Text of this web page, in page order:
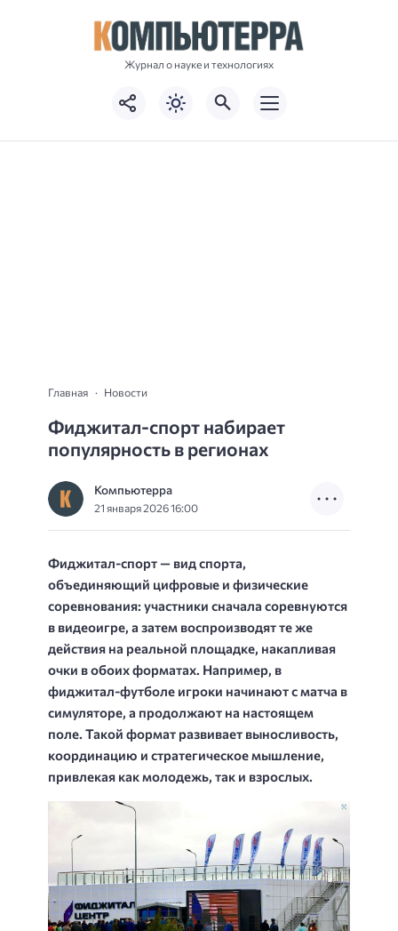
Журнал о науке и технологиях
Главная Новости
Фиджитал-спорт набирает
популярность в регионах
Компьютерра
21 января 2026 16:00
Фиджитал-спорт — вид спорта,
объединяющий цифровые и физические
соревнования: участники сначала соревнуются
в видеоигре, а затем воспроизводят те же
действия на реальной площадке, накапливая
очки в обоих форматах. Например, в
фиджитал-футболе игроки начинают с матча в
симуляторе, а продолжают на настоящем
поле. Такой формат развивает выносливость,
координацию и стратегическое мышление,
привлекая как молодежь, так и взрослых.